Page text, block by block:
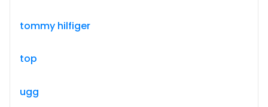
tommy hilfiger
top
ugg